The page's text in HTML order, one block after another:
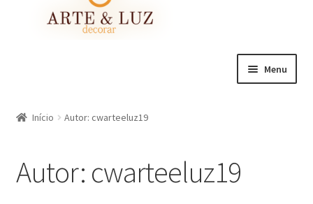
conteúdo
Menu
ATENDIMENTO
Início Autor: cwarteeluz19
Autor: cwarteeluz19